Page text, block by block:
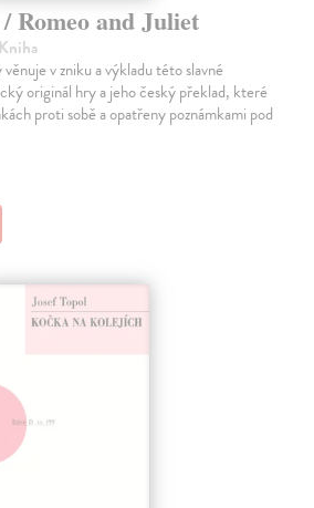
Romeo and Juliet
v zniku a výkladu této slavné
originál hry a jeho český překlad, které
proti sobě a opatřeny poznámkami pod